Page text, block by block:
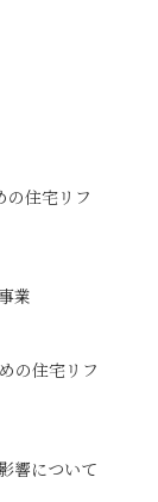
の住宅リフ
業
の住宅リフ
響について